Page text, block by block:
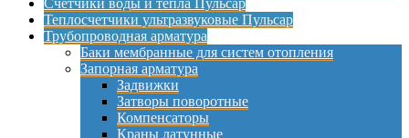
Счетчики воды и тепла Пульсар
Теплосчетчики ультразвуковые Пульсар
Трубопроводная арматура
Баки мембранные для систем отопления
Запорная арматура
Задвижки
Затворы поворотные
Компенсаторы
Краны латунные